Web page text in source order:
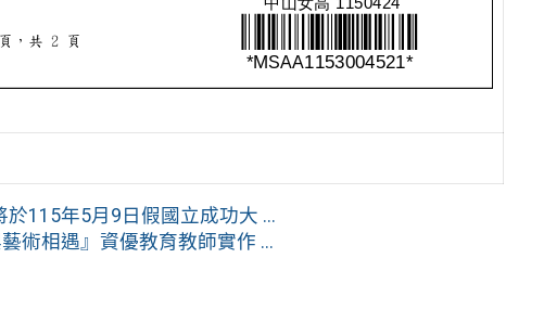
115年5月9日假國立成功大 ...
術相遇』資優教育教師實作 ...